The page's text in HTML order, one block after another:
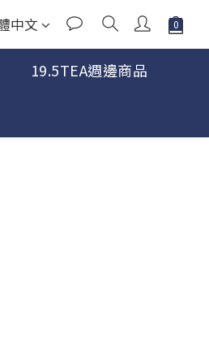
中文
19.5TEA週邊商品